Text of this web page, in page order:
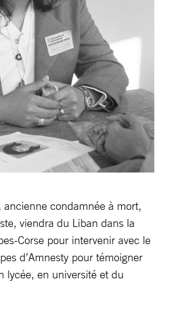
ancienne condamnée à mort,
viendra du Liban dans la
Corse pour intervenir avec le
d’Amnesty pour témoigner
lycée, en université et du